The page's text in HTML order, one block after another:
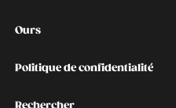
Ours
Politique de confidentialité
Rechercher